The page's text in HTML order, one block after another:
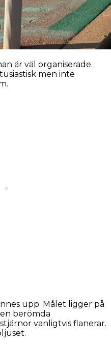
är väl organiserade.
men inte
upp. Målet ligger på
berömda
vanligtvis flanerar.